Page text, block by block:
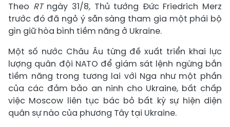
Theo RT ngày 31/8,Thủ tướng Đức Friedrich Merz
trước đó đã ngỏ ý sẵn sàng tham gia một phái bộ
gìn giữ hòa bình tiềm năng ở Ukraine.
Một số nước Châu Âu từng đề xuất triển khai lực
lượng quân đội NATO để giám sát lệnh ngừng bắn
tiềm năng trong tương lai với Nga như một phần
của các đảm bảo an ninh cho Ukraine, bất chấp
việc Moscow liên tục bác bỏ bất kỳ sự hiện diện
quân sự nào của phương Tây tại Ukraine.